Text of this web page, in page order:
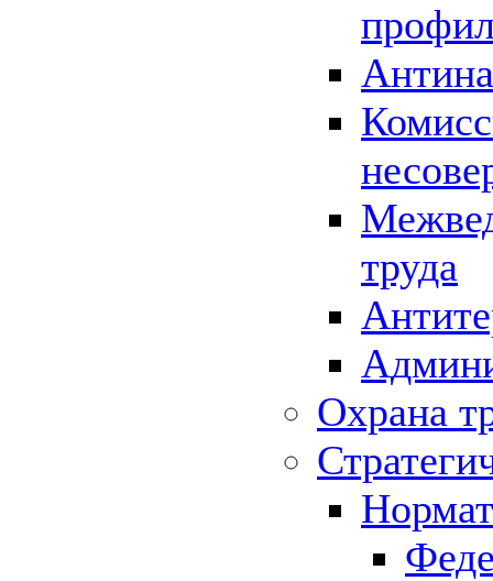
труда
Охрана